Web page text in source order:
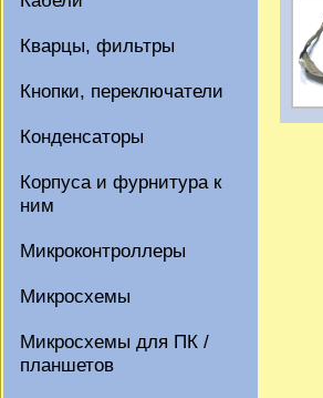
Кварцы, фильтры
Кнопки, переключатели
Конденсаторы
Корпуса и фурнитура к
ним
Микроконтроллеры
Микросхемы
Микросхемы для ПК /
планшетов